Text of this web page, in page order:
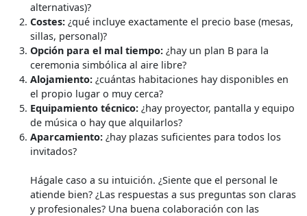
alternativas)?
Costes: ¿qué incluye exactamente el precio base (mesas,
sillas, personal)?
Opción para el mal tiempo: ¿hay un plan B para la
ceremonia simbólica al aire libre?
Alojamiento: ¿cuántas habitaciones hay disponibles en
el propio lugar o muy cerca?
Equipamiento técnico: ¿hay proyector, pantalla y equipo
de música o hay que alquilarlos?
Aparcamiento: ¿hay plazas suficientes para todos los
invitados?
Hágale caso a su intuición. ¿Siente que el personal le
atiende bien? ¿Las respuestas a sus preguntas son claras
y profesionales? Una buena colaboración con las